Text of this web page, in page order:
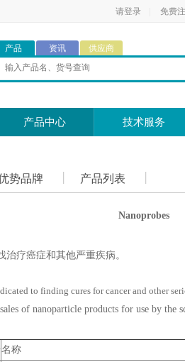
请登录 免费
产品 资讯 供应商
产品中心 技术服务
势品牌 产品列表
Nanoprobes
疗癌症和其他严重疾病。
to finding cures for cancer and other
of nanoparticle products for use by the
名称